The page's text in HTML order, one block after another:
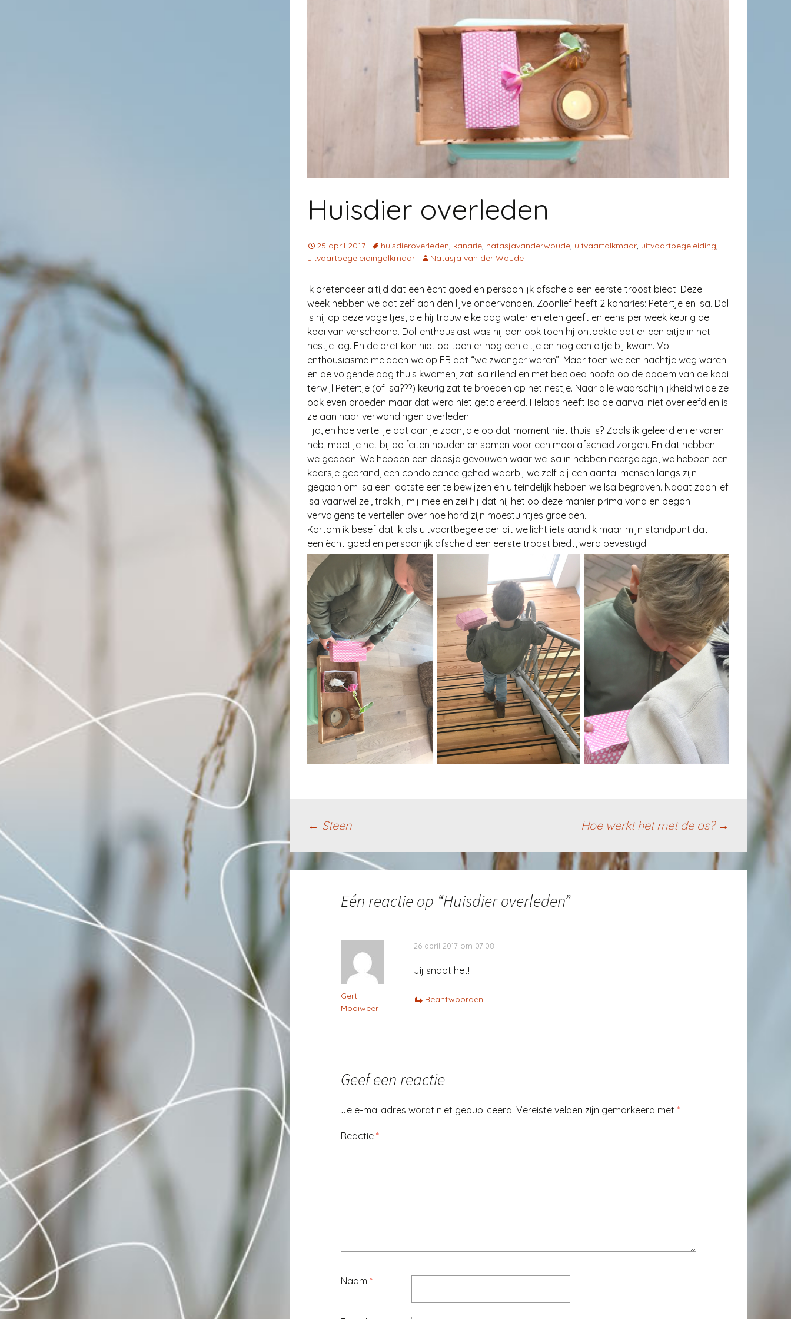
Huisdier overleden
25 april 2017 huisdieroverleden kanarie natasjavanderwoude uitvaartalkmaar uitvaartbegeleiding
uitvaartbegeleidingalkmaar
Natasja van der Woude
Ik pretendeer altijd dat een ècht goed en persoonlijk afscheid een eerste troost biedt. Deze
week hebben we dat zelf aan den lijve ondervonden. Zoonlief heeft 2 kanaries: Petertje en Isa. Dol
is hij op deze vogeltjes, die hij trouw elke dag water en eten geeft en eens per week keurig de
kooi van verschoond. Dol-enthousiast was hij dan ook toen hij ontdekte dat er een eitje in het
nestje lag. En de pret kon niet op toen er nog een eitje en nog een eitje bij kwam. Vol
enthousiasme meldden we op FB dat “we zwanger waren”. Maar toen we een nachtje weg waren
en de volgende dag thuis kwamen, zat Isa rillend en met bebloed hoofd op de bodem van de kooi
terwijl Petertje (of Isa???) keurig zat te broeden op het nestje. Naar alle waarschijnlijkheid wilde ze
ook even broeden maar dat werd niet getolereerd. Helaas heeft Isa de aanval niet overleefd en is
ze aan haar verwondingen overleden.
Tja, en hoe vertel je dat aan je zoon, die op dat moment niet thuis is? Zoals ik geleerd en ervaren
heb, moet je het bij de feiten houden en samen voor een mooi afscheid zorgen. En dat hebben
we gedaan. We hebben een doosje gevouwen waar we Isa in hebben neergelegd, we hebben een
kaarsje gebrand, een condoleance gehad waarbij we zelf bij een aantal mensen langs zijn
gegaan om Isa een laatste eer te bewijzen en uiteindelijk hebben we Isa begraven. Nadat zoonlief
Isa vaarwel zei, trok hij mij mee en zei hij dat hij het op deze manier prima vond en begon
vervolgens te vertellen over hoe hard zijn moestuintjes groeiden.
Kortom ik besef dat ik als uitvaartbegeleider dit wellicht iets aandik maar mijn standpunt dat
een ècht goed en persoonlijk afscheid een eerste troost biedt, werd bevestigd.
Berichtnavigatie
← Steen Hoe werkt het met de as? →
Eén reactie op “Huisdier overleden”
Gert
Mooiweer
26 april 2017 om 07:08
Jij snapt het!
Beantwoorden
Geef een reactie
Je e-mailadres wordt niet gepubliceerd. Vereiste velden zijn gemarkeerd met *
Reactie *
Naam *